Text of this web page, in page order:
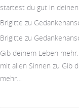
startest du gut in deinen
Brigitte zu
Brigitte zu
Gib deinem Leben
mit allen Sinnen zu Gib
mehr…